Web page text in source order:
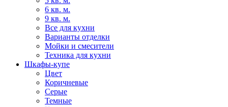
6 кв. м.
9 кв. м.
Все для кухни
Варианты отделки
Мойки и смесители
Техника для кухни
Шкафы-купе
Цвет
Коричневые
Серые
Темные